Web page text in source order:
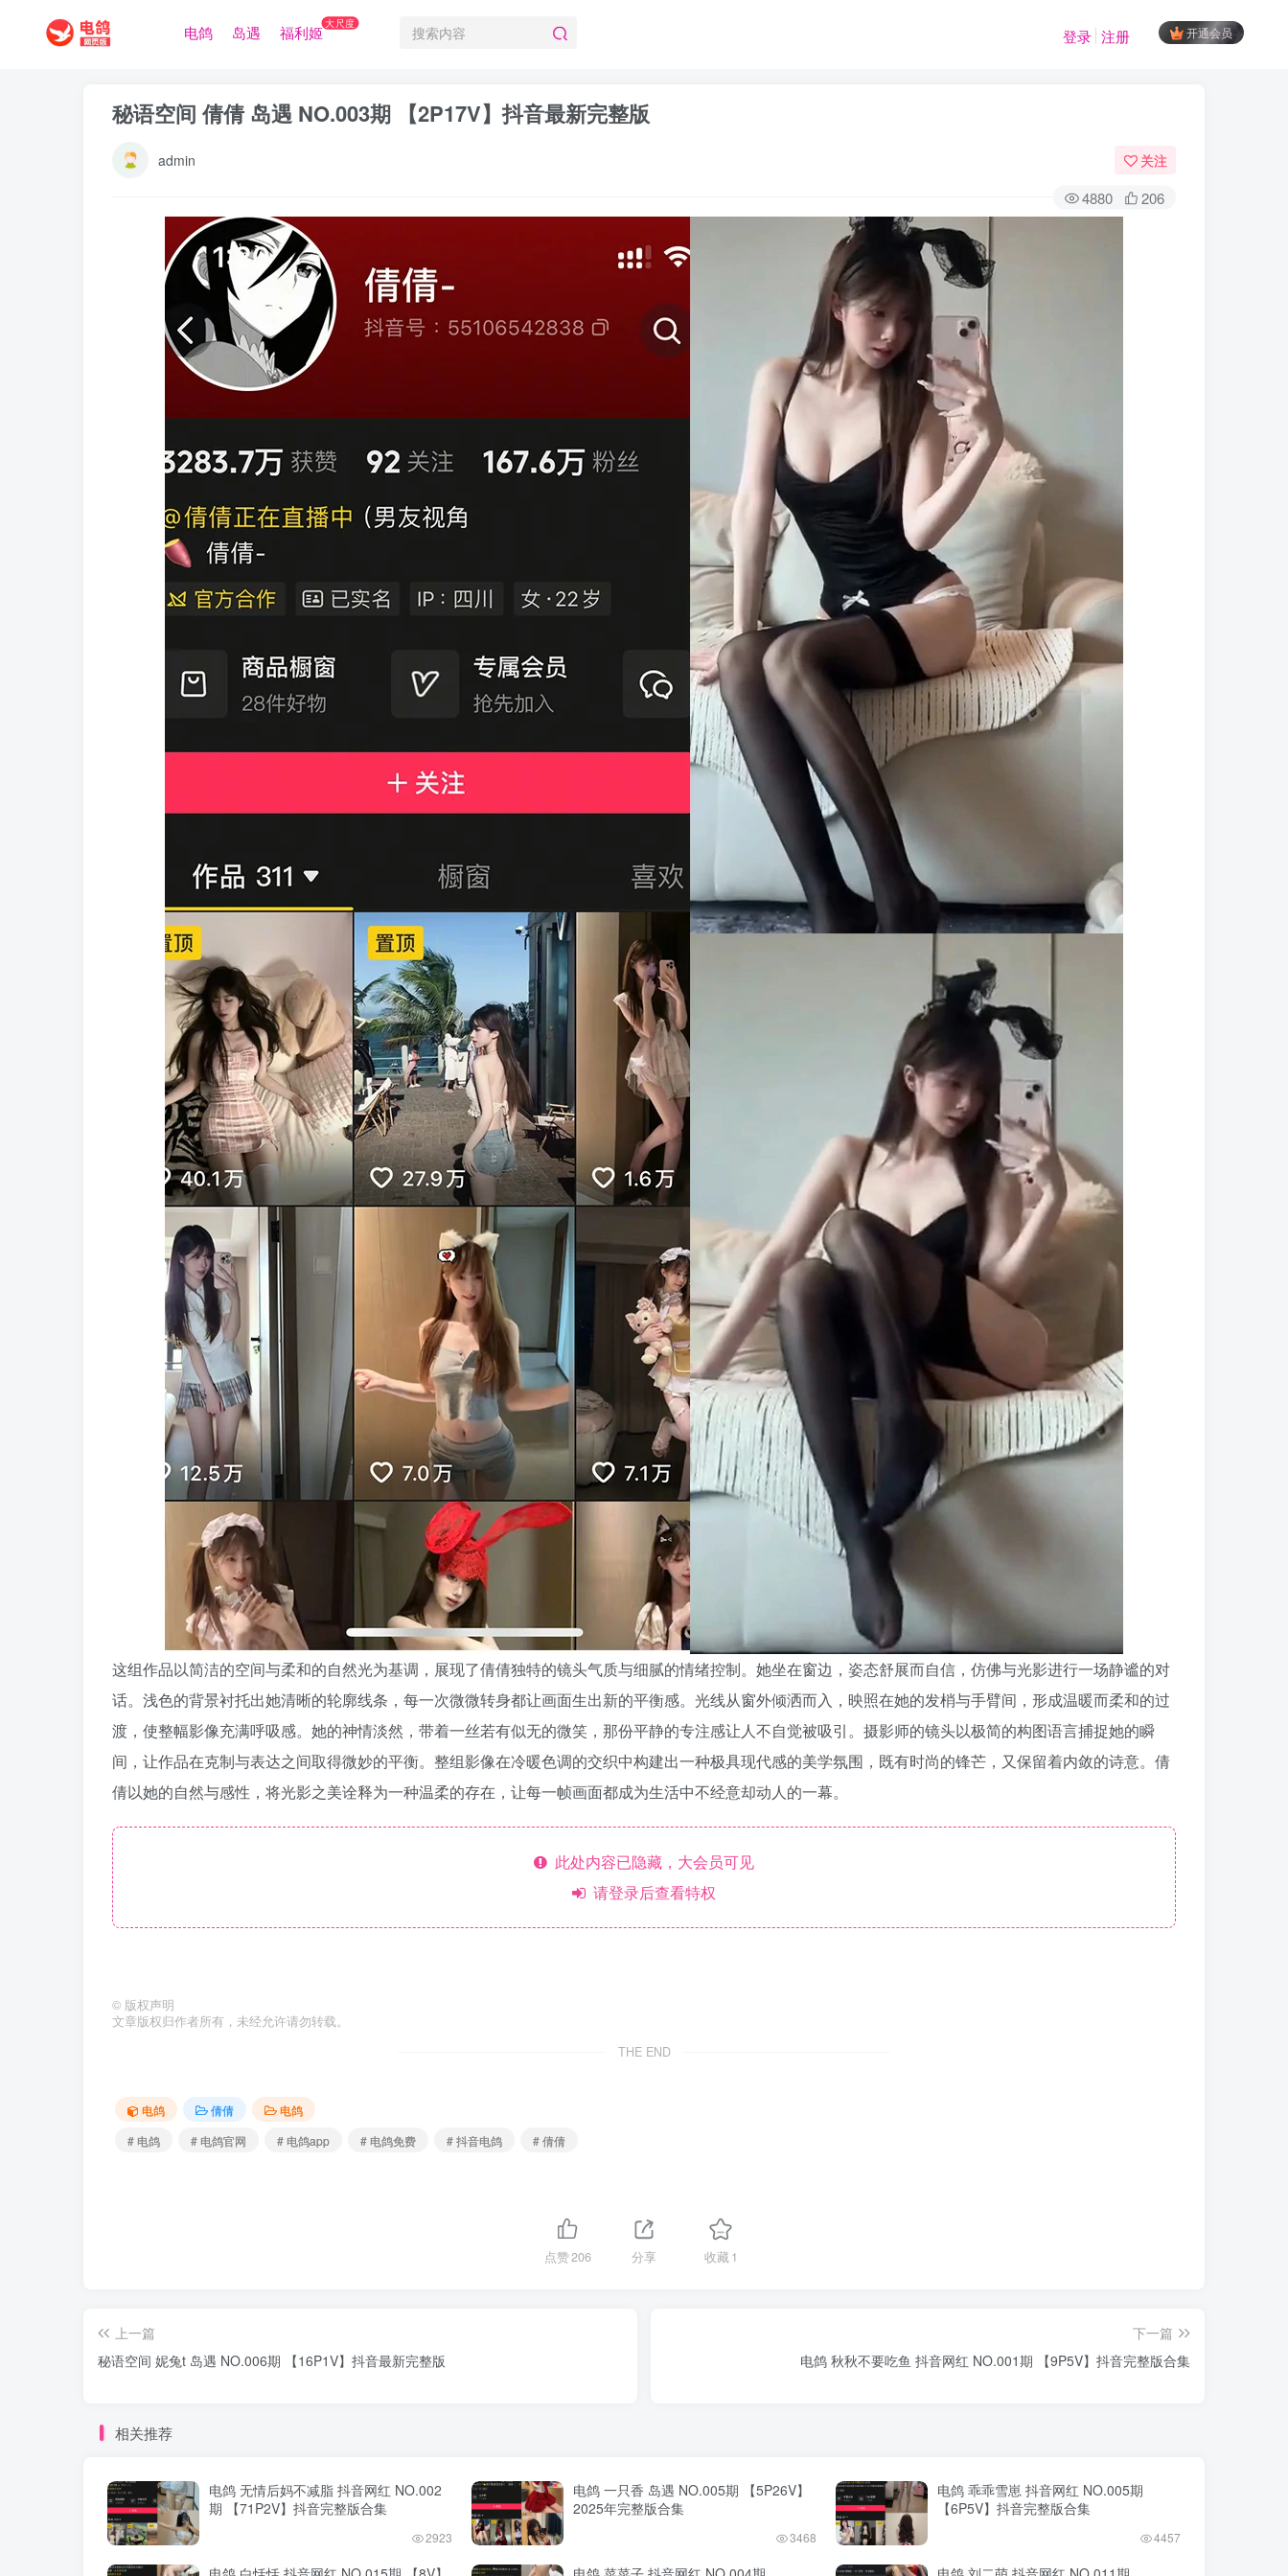
电鸽 岛遇 福利姬大尺度
开通会员
登录 注册
秘语空间 倩倩 岛遇 NO.003期 【2P17V】抖音最新完整版
admin 关注
4880 206
这组作品以简洁的空间与柔和的自然光为基调，展现了倩倩独特的镜头气质与细腻的情绪控制。她坐在窗边，姿态舒展而自信，仿佛与光影进行一场静谧的对
话。浅色的背景衬托出她清晰的轮廓线条，每一次微微转身都让画面生出新的平衡感。光线从窗外倾洒而入，映照在她的发梢与手臂间，形成温暖而柔和的过
渡，使整幅影像充满呼吸感。她的神情淡然，带着一丝若有似无的微笑，那份平静的专注感让人不自觉被吸引。摄影师的镜头以极简的构图语言捕捉她的瞬
间，让作品在克制与表达之间取得微妙的平衡。整组影像在冷暖色调的交织中构建出一种极具现代感的美学氛围，既有时尚的锋芒，又保留着内敛的诗意。倩
倩以她的自然与感性，将光影之美诠释为一种温柔的存在，让每一帧画面都成为生活中不经意却动人的一幕。
此处内容已隐藏，大会员可见
请登录后查看特权
© 版权声明
文章版权归作者所有，未经允许请勿转载。
THE END
电鸽 倩倩
电鸽
# 电鸽
# 电鸽官网 # 电鸽app # 电鸽免费 # 抖音电鸽 # 倩倩
点赞206 分享 收藏1
上一篇
秘语空间 妮兔t 岛遇 NO.006期 【16P1V】抖音最新完整版
下一篇
电鸽 秋秋不要吃鱼 抖音网红 NO.001期 【9P5V】抖音完整版合集
相关推荐
电鸽 无情后妈不减脂 抖音网红 NO.002
期 【71P2V】抖音完整版合集
2923
电鸽 一只香 岛遇 NO.005期 【5P26V】
2025年完整版合集
3468
电鸽 乖乖雪崽 抖音网红 NO.005期
【6P5V】抖音完整版合集
4457